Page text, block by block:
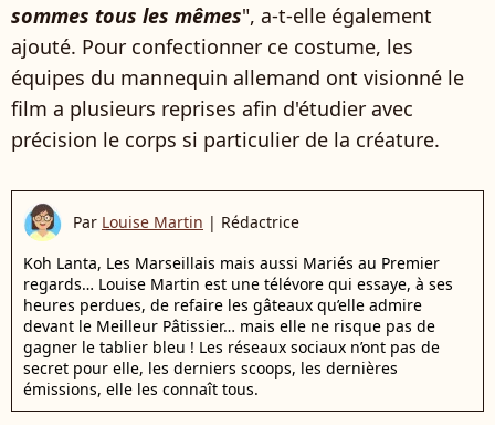
sommes tous les mêmes", a-t-elle également
ajouté. Pour confectionner ce costume, les
équipes du mannequin allemand ont visionné le
film a plusieurs reprises afin d'étudier avec
précision le corps si particulier de la créature.
Par Louise Martin | Rédactrice
Koh Lanta, Les Marseillais mais aussi Mariés au Premier
regards… Louise Martin est une télévore qui essaye, à ses
heures perdues, de refaire les gâteaux qu’elle admire
devant le Meilleur Pâtissier… mais elle ne risque pas de
gagner le tablier bleu ! Les réseaux sociaux n’ont pas de
secret pour elle, les derniers scoops, les dernières
émissions, elle les connaît tous.